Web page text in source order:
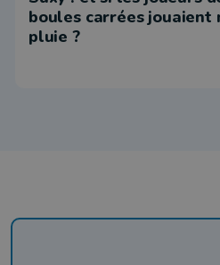
boules carrées jouaient
pluie ?